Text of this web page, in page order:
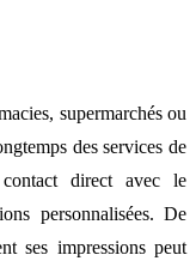
supermarchés ou
des services de
direct avec le
personnalisées. De
ses impressions peut